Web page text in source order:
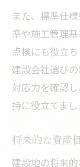
また、標準仕
準や施工管理
点検にも役立ち
建設会社選び
対応力を確認
持に役立てまし
将来的な資産
建設地の将来